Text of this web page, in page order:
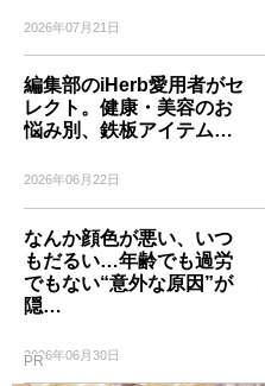
2026年07月21日
編集部のiHerb愛用者がセ
レクト。健康・美容のお
悩み別、鉄板アイテム…
2026年06月22日
なんか顔色が悪い、いつ
もだるい…年齢でも過労
でもない“意外な原因”が
隠…
2026年06月30日
PR